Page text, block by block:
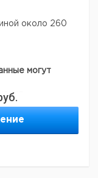
около 260
могут